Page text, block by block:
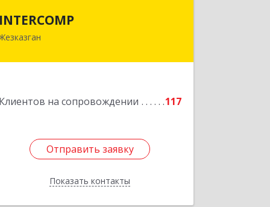
INTERCOMP
Клиентов на сопровождении 117
Отправить заявку
Показать контакты
100600, Республика Казахстан,
Подробнее
Отправить заявку
Назад